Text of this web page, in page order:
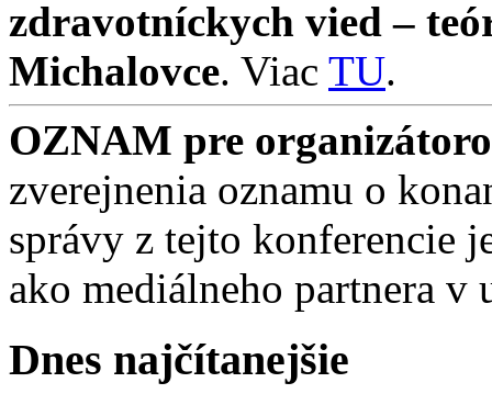
zdravotníckych vied –
Michalovce. Viac TU.
OZNAM pre
zverejnenia oznamu o
správy z tejto konferencie
ako mediálneho partnera v
Dnes najčítanejšie